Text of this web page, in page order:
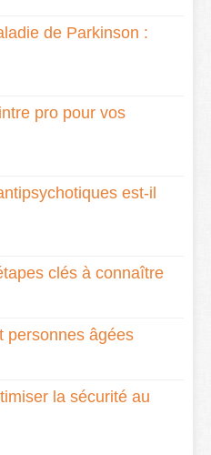
de Parkinson :
pro pour vos
est-il
clés à connaître
personnes âgées
la sécurité au